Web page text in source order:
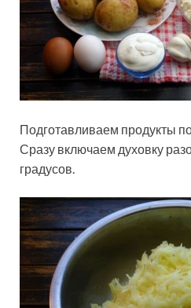
Подготавливаем продукты по
Сразу включаем духовку
градусов.